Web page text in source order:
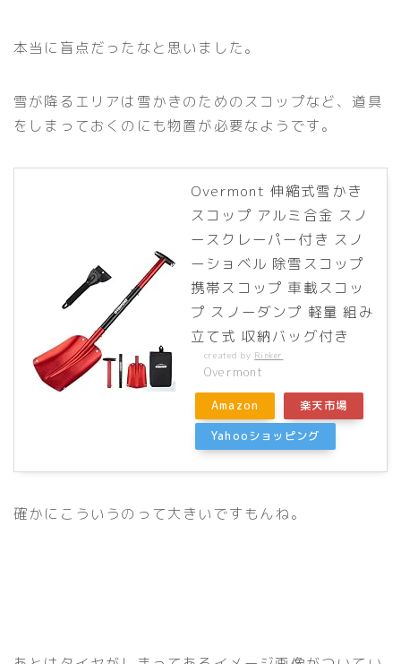
本当に盲点だったなと思いました。
雪が降るエリアは雪かきのためのスコップなど、道具
をしまっておくのにも物置が必要なようです。
Overmont 伸縮式雪かき
スコップ アルミ合金 スノ
ースクレーパー付き スノ
ーショベル 除雪スコップ
携帯スコップ 車載スコッ
プ スノーダンプ 軽量 組み
立て式 収納バッグ付き
created by Rinker
Overmont
Amazon
楽天市場
Yahooショッピング
確かにこういうのって大きいですもんね。